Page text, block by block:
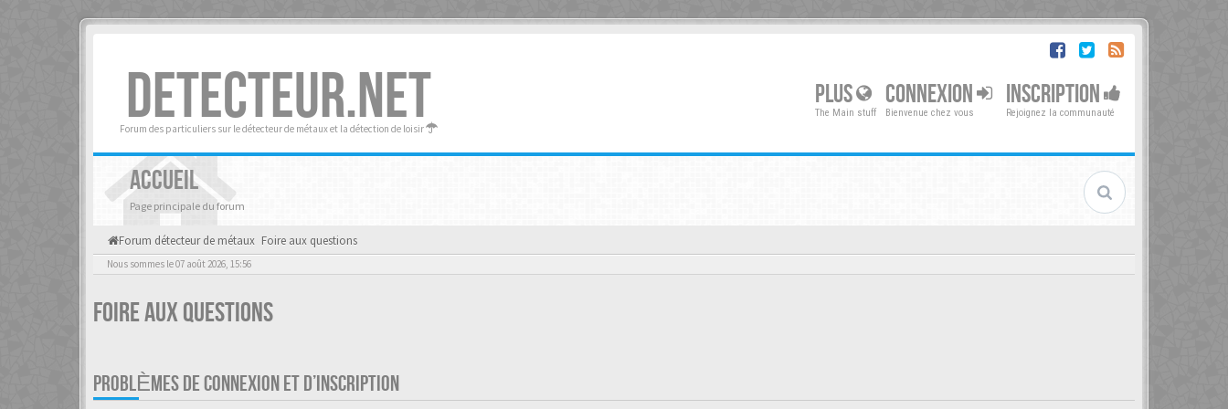
DETECTEUR.NET
Forum des particuliers sur le détecteur de métaux et la détection de loisir
PLUS
The Main stuff
CONNEXION
Bienvenue chez vous
INSCRIPTION
Rejoignez la communauté
ACCUEIL
Page principale du forum
Forum détecteur de métaux Foire aux questions
Nous sommes le 07 août 2026, 15:56
Foire aux questions
PROBLÈMES DE CONNEXION ET D’INSCRIPTION